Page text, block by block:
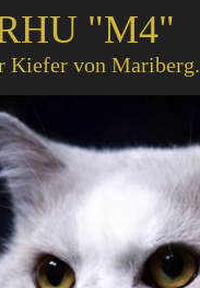
"M4"
Kiefer von